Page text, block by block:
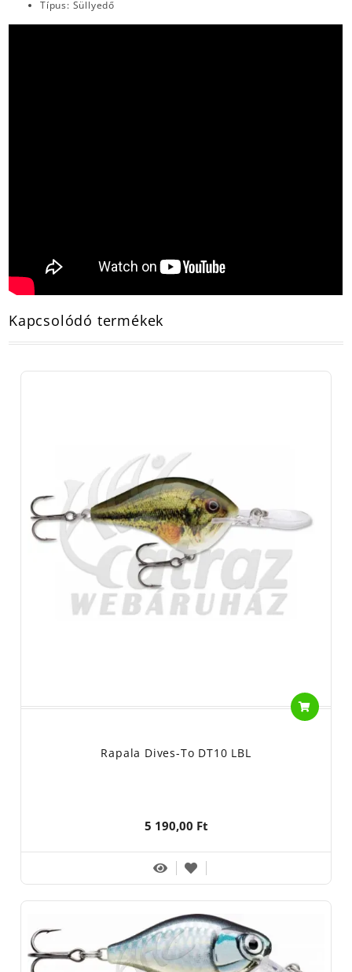
Típus: Süllyedő
Kapcsolódó termékek
Rapala Dives-To DT10 LBL
5 190,00 Ft